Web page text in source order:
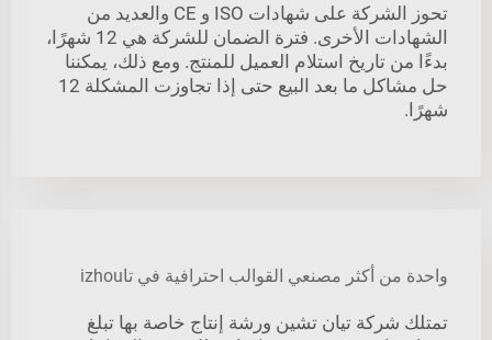
تحوز الشركة على شهادات ISO و CE والعديد من
الشهادات الأخرى. فترة الضمان للشركة هي 12 شهرًا،
بدءًا من تاريخ استلام العميل للمنتج. ومع ذلك، يمكننا
حل مشاكل ما بعد البيع حتى إذا تجاوزت المشكلة 12
شهرًا.
واحدة من أكثر مصنعي القوالب احترافية في تاizhou
تمتلك شركة تيان تشين ورشة إنتاج خاصة بها تبلغ